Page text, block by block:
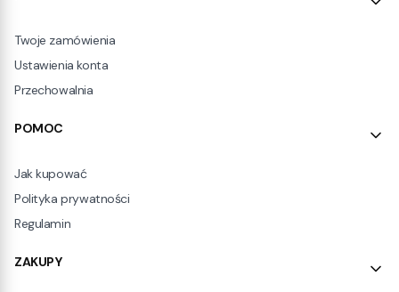
Twoje zamówienia
Ustawienia konta
Przechowalnia
POMOC
Jak kupować
Polityka prywatności
Regulamin
ZAKUPY